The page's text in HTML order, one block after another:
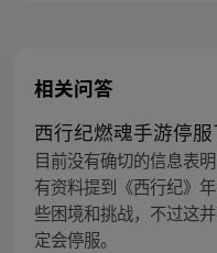
相关问答
西行纪燃魂手游停服
目前没有确切的信息表
有资料提到《西行纪》
些困境和挑战，不过这
定会停服。